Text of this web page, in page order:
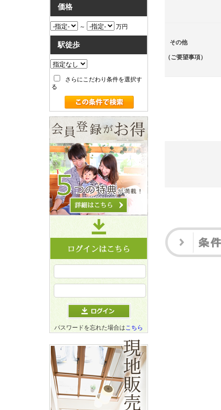
その他
（ご要望事項）
価格
～ 万円
駅徒歩
さらにこだわり条件を選択す
る
パスワードを忘れた場合はこちら